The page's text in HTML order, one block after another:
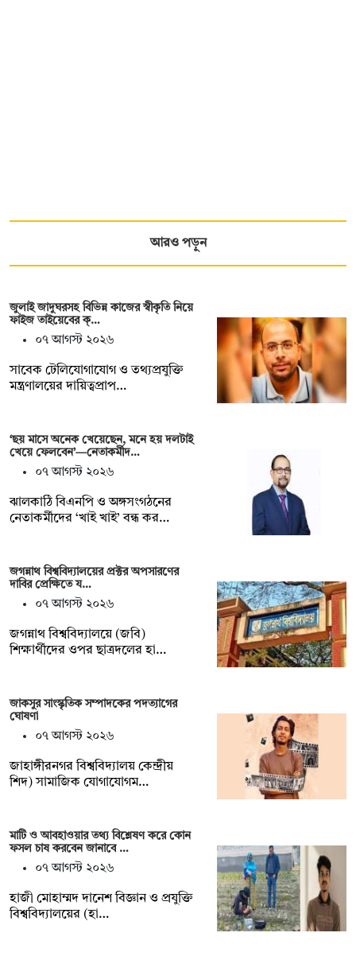
আরও পড়ুন
জুলাই জাদুঘরসহ বিভিন্ন কাজের স্বীকৃতি নিয়ে
ফাইজ তাইয়েবের ক্…
০৭ আগস্ট ২০২৬
সাবেক টেলিযোগাযোগ ও তথ্যপ্রযুক্তি
মন্ত্রণালয়ের দায়িত্বপ্রাপ…
‘ছয় মাসে অনেক খেয়েছেন, মনে হয় দলটাই
খেয়ে ফেলবেন’—নেতাকর্মীদ…
০৭ আগস্ট ২০২৬
ঝালকাঠি বিএনপি ও অঙ্গসংগঠনের
নেতাকর্মীদের ‘খাই খাই’ বন্ধ কর…
জগন্নাথ বিশ্ববিদ্যালয়ের প্রক্টর অপসারণের
দাবির প্রেক্ষিতে য…
০৭ আগস্ট ২০২৬
জগন্নাথ বিশ্ববিদ্যালয়ে (জবি)
শিক্ষার্থীদের ওপর ছাত্রদলের হা…
জাকসুর সাংস্কৃতিক সম্পাদকের পদত্যাগের
ঘোষণা
০৭ আগস্ট ২০২৬
‎জাহাঙ্গীরনগর বিশ্ববিদ্যালয় কেন্দ্রীয়
শিদ) সামাজিক যোগাযোগম…
মাটি ও আবহাওয়ার তথ্য বিশ্লেষণ করে কোন
ফসল চাষ করবেন জানাবে …
০৭ আগস্ট ২০২৬
হাজী মোহাম্মদ দানেশ বিজ্ঞান ও প্রযুক্তি
বিশ্ববিদ্যালয়ের (হা…